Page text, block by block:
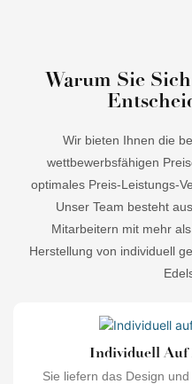
Warum Sie
Wir bieten Ihnen die
wettbewerbsfähigen
optimales Preis-Leistungs-
Unser Team besteht
Mitarbeitern mit mehr
Herstellung von individuell
Individuell Auf
Sie liefern das Design